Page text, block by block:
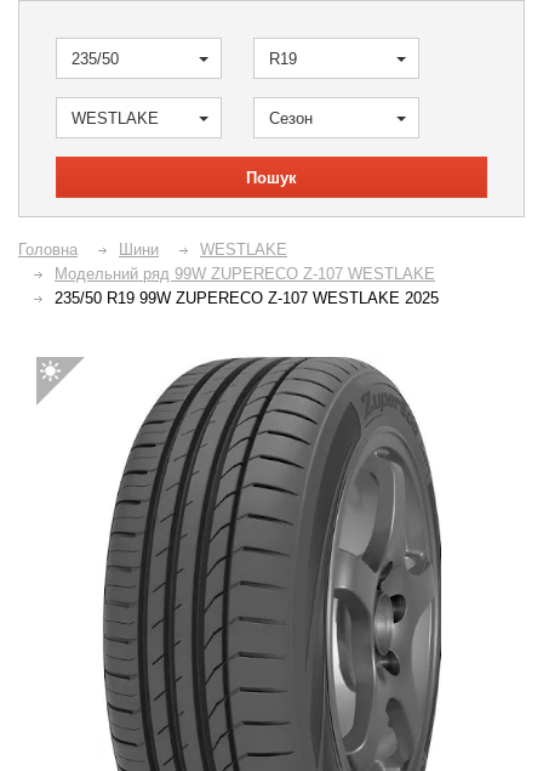
235/50 R19
WESTLAKE Сезон
Пошук
Головна Шини
WESTLAKE
Модельний ряд 99W ZUPERECO Z-107 WESTLAKE
235/50 R19 99W ZUPERECO Z-107 WESTLAKE 2025